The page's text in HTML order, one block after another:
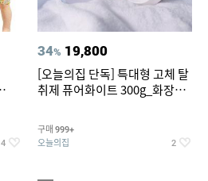
4
34% 19,800
[오늘의집 단독] 특대형 고체 탈
취제 퓨어화이트 300g_화장실
구매 999+
오늘의집 2